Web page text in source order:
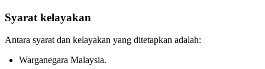
Syarat kelayakan
Antara syarat dan kelayakan yang ditetapkan adalah:
Warganegara Malaysia.